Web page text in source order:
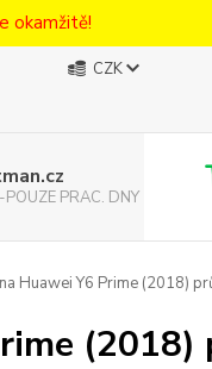
okamžitě!
CZK
PRAC. DNY
Huawei Y6 Prime (2018)